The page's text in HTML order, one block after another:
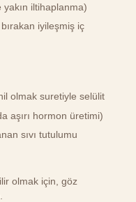
iltihaplanma)
iyileşmiş iç
olmak suretiyle selülit
aşırı hormon üretimi)
sıvı tutulumu
olmak için, göz